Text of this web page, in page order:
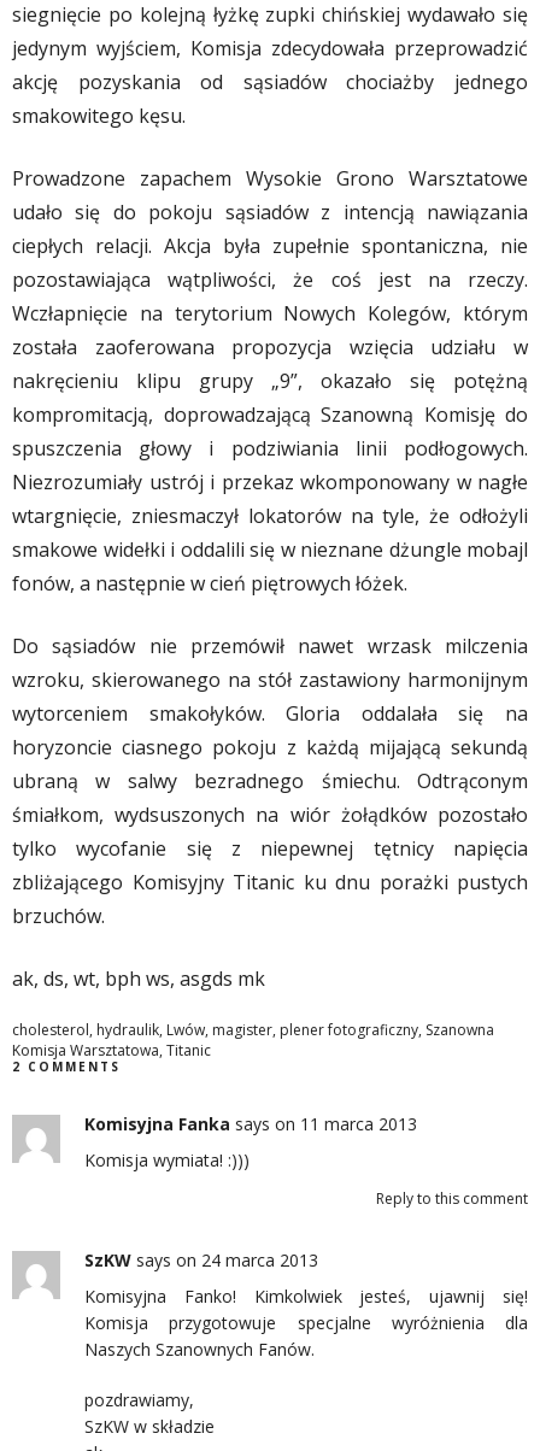
siegnięcie po kolejną łyżkę zupki chińskiej wydawało się
jedynym wyjściem, Komisja zdecydowała przeprowadzić
akcję pozyskania od sąsiadów chociażby jednego
smakowitego kęsu.
Prowadzone zapachem Wysokie Grono Warsztatowe
udało się do pokoju sąsiadów z intencją nawiązania
ciepłych relacji. Akcja była zupełnie spontaniczna, nie
pozostawiająca wątpliwości, że coś jest na rzeczy.
Wczłapnięcie na terytorium Nowych Kolegów, którym
została zaoferowana propozycja wzięcia udziału w
nakręcieniu klipu grupy „9”, okazało się potężną
kompromitacją, doprowadzającą Szanowną Komisję do
spuszczenia głowy i podziwiania linii podłogowych.
Niezrozumiały ustrój i przekaz wkomponowany w nagłe
wtargnięcie, zniesmaczył lokatorów na tyle, że odłożyli
smakowe widełki i oddalili się w nieznane dżungle mobajl
fonów, a następnie w cień piętrowych łóżek.
Do sąsiadów nie przemówił nawet wrzask milczenia
wzroku, skierowanego na stół zastawiony harmonijnym
wytorceniem smakołyków. Gloria oddalała się na
horyzoncie ciasnego pokoju z każdą mijającą sekundą
ubraną w salwy bezradnego śmiechu. Odtrąconym
śmiałkom, wydsuszonych na wiór żołądków pozostało
tylko wycofanie się z niepewnej tętnicy napięcia
zbliżającego Komisyjny Titanic ku dnu porażki pustych
brzuchów.
ak, ds, wt, bph ws, asgds mk
cholesterol, hydraulik, Lwów, magister, plener fotograficzny, Szanowna
Komisja Warsztatowa, Titanic
2 COMMENTS
Komisyjna Fanka says on 11 marca 2013
Komisja wymiata! :)))
Reply to this comment
SzKW says on 24 marca 2013
Komisyjna Fanko! Kimkolwiek jesteś, ujawnij się!
Komisja przygotowuje specjalne wyróżnienia dla
Naszych Szanownych Fanów.
pozdrawiamy,
SzKW w składzie